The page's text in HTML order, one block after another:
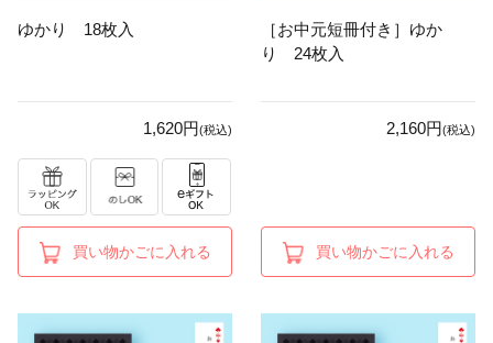
ゆかり 18枚入
1,620円(税込)
買い物かごに入れる
［お中元短冊付き］ゆか
り 24枚入
2,160円(税込)
買い物かごに入れる